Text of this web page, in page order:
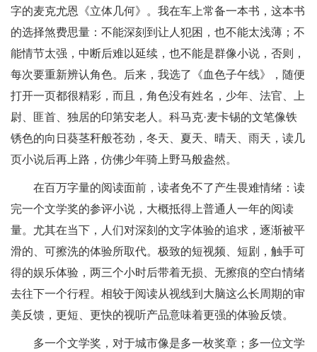
字的麦克尤恩《立体几何》。我在车上常备一本书，这本书
的选择煞费思量：不能深刻到让人犯困，也不能太浅薄；不
能情节太强，中断后难以延续，也不能是群像小说，否则，
每次要重新辨认角色。后来，我选了《血色子午线》，随便
打开一页都很精彩，而且，角色没有姓名，少年、法官、上
尉、匪首、独居的印第安老人。科马克·麦卡锡的文笔像铁
锈色的向日葵茎秆般苍劲，冬天、夏天、晴天、雨天，读几
页小说后再上路，仿佛少年骑上野马般盎然。
在百万字量的阅读面前，读者免不了产生畏难情绪：读
完一个文学奖的参评小说，大概抵得上普通人一年的阅读
量。尤其在当下，人们对深刻的文字体验的追求，逐渐被平
滑的、可擦洗的体验所取代。极致的短视频、短剧，触手可
得的娱乐体验，两三个小时后带着无损、无擦痕的空白情绪
去往下一个行程。相较于阅读从视线到大脑这么长周期的审
美反馈，更短、更快的视听产品意味着更强的体验反馈。
多一个文学奖，对于城市像是多一枚奖章；多一位文学